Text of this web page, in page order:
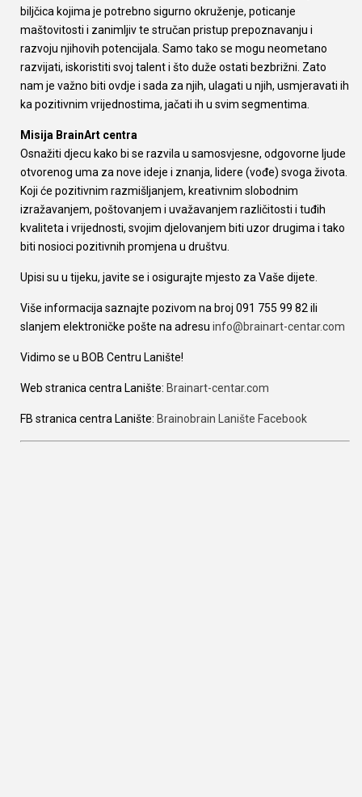
biljčica kojima je potrebno sigurno okruženje, poticanje
maštovitosti i zanimljiv te stručan pristup prepoznavanju i
razvoju njihovih potencijala. Samo tako se mogu neometano
razvijati, iskoristiti svoj talent i što duže ostati bezbrižni. Zato
nam je važno biti ovdje i sada za njih, ulagati u njih, usmjeravati ih
ka pozitivnim vrijednostima, jačati ih u svim segmentima.
Misija BrainArt centra
Osnažiti djecu kako bi se razvila u samosvjesne, odgovorne ljude
otvorenog uma za nove ideje i znanja, lidere (vođe) svoga života.
Koji će pozitivnim razmišljanjem, kreativnim slobodnim
izražavanjem, poštovanjem i uvažavanjem različitosti i tuđih
kvaliteta i vrijednosti, svojim djelovanjem biti uzor drugima i tako
biti nosioci pozitivnih promjena u društvu.
Upisi su u tijeku, javite se i osigurajte mjesto za Vaše dijete.
Više informacija saznajte pozivom na broj 091 755 99 82 ili
slanjem elektroničke pošte na adresu info@brainart-centar.com
Vidimo se u BOB Centru Lanište!
Web stranica centra Lanište: Brainart-centar.com
FB stranica centra Lanište: Brainobrain Lanište Facebook